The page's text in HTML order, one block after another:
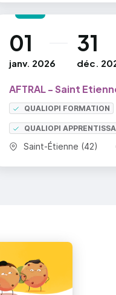
01
janv. 2026
au 31
déc.
AFTRAL - Saint
QUALIOPI FORMATION
QUALIOPI
Commune :
Saint-Étienne (42)
Je suis
Au collège